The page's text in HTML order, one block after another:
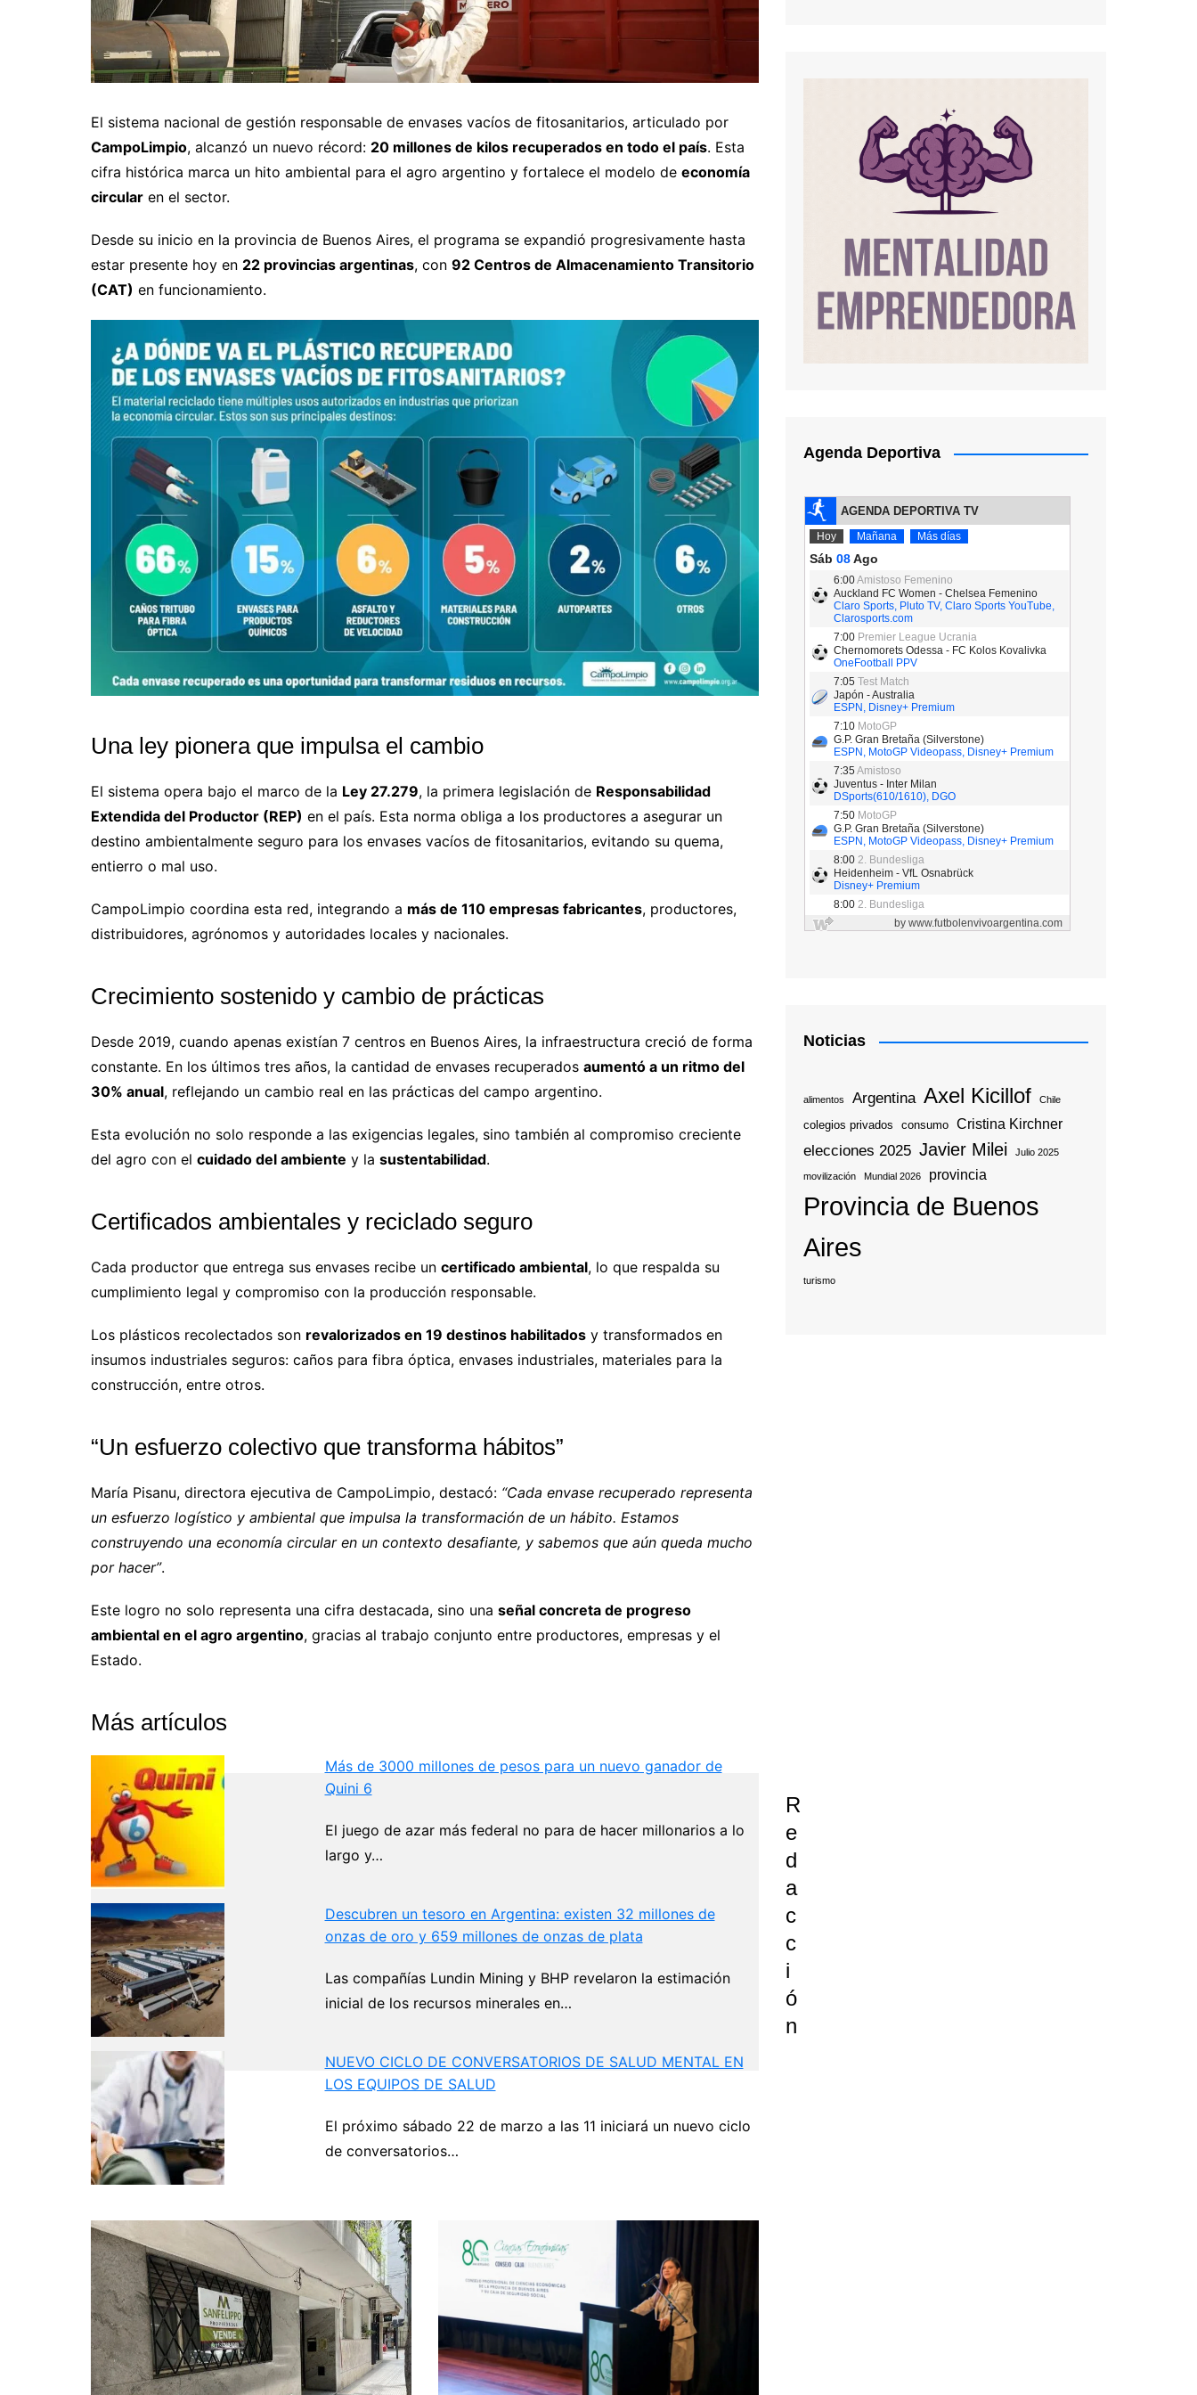
El sistema nacional de gestión responsable de envases vacíos de fitosanitarios, articulado por
CampoLimpio, alcanzó un nuevo récord: 20 millones de kilos recuperados en todo el país. Esta
cifra histórica marca un hito ambiental para el agro argentino y fortalece el modelo de economía
circular en el sector.
Desde su inicio en la provincia de Buenos Aires, el programa se expandió progresivamente hasta
estar presente hoy en 22 provincias argentinas, con 92 Centros de Almacenamiento Transitorio
(CAT) en funcionamiento.
Una ley pionera que impulsa el cambio
El sistema opera bajo el marco de la Ley 27.279, la primera legislación de Responsabilidad
Extendida del Productor (REP) en el país. Esta norma obliga a los productores a asegurar un
destino ambientalmente seguro para los envases vacíos de fitosanitarios, evitando su quema,
entierro o mal uso.
CampoLimpio coordina esta red, integrando a más de 110 empresas fabricantes, productores,
distribuidores, agrónomos y autoridades locales y nacionales.
Crecimiento sostenido y cambio de prácticas
Desde 2019, cuando apenas existían 7 centros en Buenos Aires, la infraestructura creció de forma
constante. En los últimos tres años, la cantidad de envases recuperados aumentó a un ritmo del
30% anual, reflejando un cambio real en las prácticas del campo argentino.
Esta evolución no solo responde a las exigencias legales, sino también al compromiso creciente
del agro con el cuidado del ambiente y la sustentabilidad.
Certificados ambientales y reciclado seguro
Cada productor que entrega sus envases recibe un certificado ambiental, lo que respalda su
cumplimiento legal y compromiso con la producción responsable.
Los plásticos recolectados son revalorizados en 19 destinos habilitados y transformados en
insumos industriales seguros: caños para fibra óptica, envases industriales, materiales para la
construcción, entre otros.
“Un esfuerzo colectivo que transforma hábitos”
María Pisanu, directora ejecutiva de CampoLimpio, destacó: “Cada envase recuperado representa
un esfuerzo logístico y ambiental que impulsa la transformación de un hábito. Estamos
construyendo una economía circular en un contexto desafiante, y sabemos que aún queda mucho
por hacer”.
Este logro no solo representa una cifra destacada, sino una señal concreta de progreso
ambiental en el agro argentino, gracias al trabajo conjunto entre productores, empresas y el
Estado.
Más artículos
Más de 3000 millones de pesos para un nuevo ganador de
Quini 6
El juego de azar más federal no para de hacer millonarios a lo
largo y…
Descubren un tesoro en Argentina: existen 32 millones de
onzas de oro y 659 millones de onzas de plata
Las compañías Lundin Mining y BHP revelaron la estimación
inicial de los recursos minerales en…
NUEVO CICLO DE CONVERSATORIOS DE SALUD MENTAL EN
LOS EQUIPOS DE SALUD
El próximo sábado 22 de marzo a las 11 iniciará un nuevo ciclo
de conversatorios…
R
E
D
A
C
C
I
Ó
N
Navegación
de
entradas
Agenda Deportiva
Noticias
alimentos Argentina Axel Kicillof Chile
colegios privados consumo Cristina Kirchner
elecciones 2025 Javier Milei Julio 2025
movilización Mundial 2026 provincia
Provincia de Buenos
Aires
turismo